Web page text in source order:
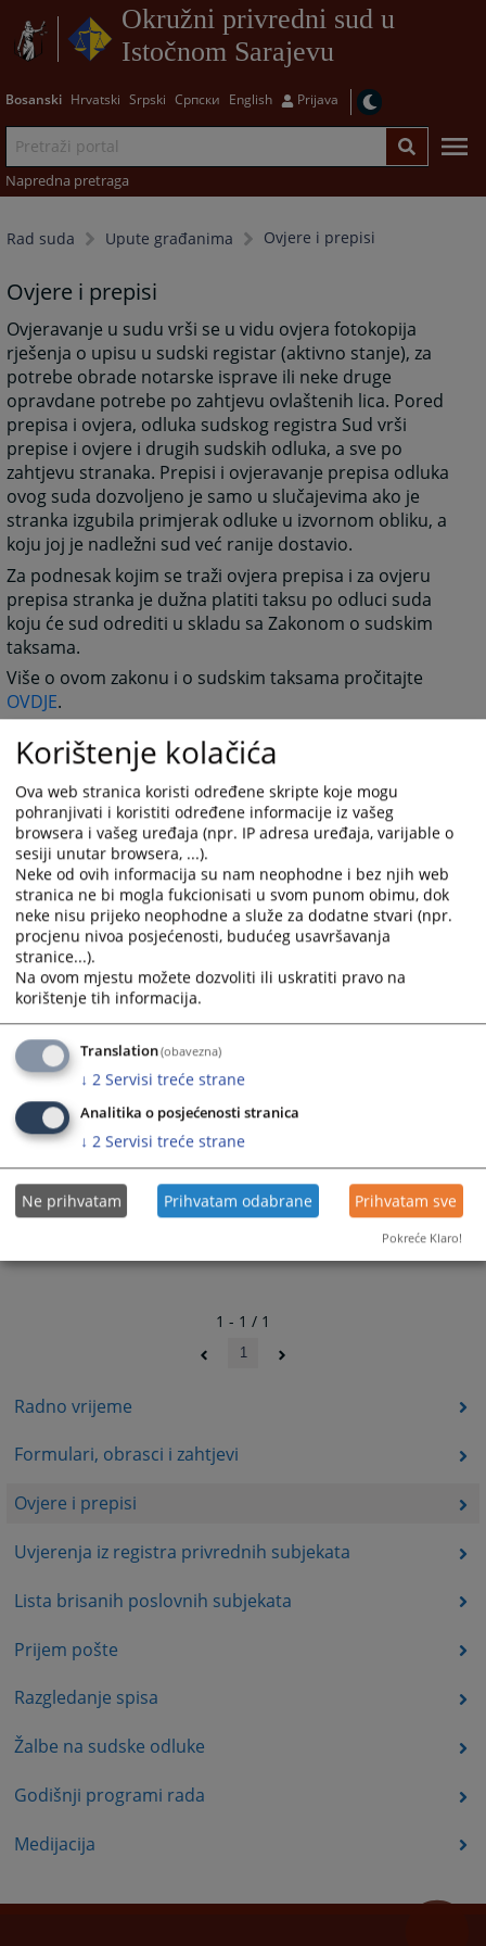
Okružni privredni sud u
Istočnom Sarajevu
Bosanski Hrvatski Srpski Српски English Prijava
Napredna pretraga
Rad suda Upute građanima Ovjere i prepisi
Radno vrijeme
Formulari, obrasci i zahtjevi
Ovjere i prepisi
Uvjerenja iz registra privrednih subjekata
Lista brisanih poslovnih subjekata
Prijem pošte
Razgledanje spisa
Žalbe na sudske odluke
Godišnji programi rada
Medijacija
Ovjere i prepisi
Ovjeravanje u sudu vrši se u vidu ovjera fotokopija
rješenja o upisu u sudski registar (aktivno stanje), za
potrebe obrade notarske isprave ili neke druge
opravdane potrebe po zahtjevu ovlaštenih lica. Pored
prepisa i ovjera, odluka sudskog registra Sud vrši
prepise i ovjere i drugih sudskih odluka, a sve po
zahtjevu stranaka. Prepisi i ovjeravanje prepisa odluka
ovog suda dozvoljeno je samo u slučajevima ako je
stranka izgubila primjerak odluke u izvornom obliku, a
koju joj je nadležni sud već ranije dostavio.
Za podnesak kojim se traži ovjera prepisa i za ovjeru
prepisa stranka je dužna platiti taksu po odluci suda
koju će sud odrediti u skladu sa Zakonom o sudskim
taksama.
Više o ovom zakonu i o sudskim taksama pročitajte
OVDJE.
2101 PREGLEDA
1 - 1 / 1
1
Korištenje kolačića
Ova web stranica koristi određene skripte koje mogu
pohranjivati i koristiti određene informacije iz vašeg
browsera i vašeg uređaja (npr. IP adresa uređaja, varijable o
sesiji unutar browsera, ...).
Neke od ovih informacija su nam neophodne i bez njih web
stranica ne bi mogla fukcionisati u svom punom obimu, dok
neke nisu prijeko neophodne a služe za dodatne stvari (npr.
procjenu nivoa posjećenosti, budućeg usavršavanja
stranice...).
Na ovom mjestu možete dozvoliti ili uskratiti pravo na
korištenje tih informacija.
Translation(obavezna)
↓ 2 Servisi treće strane
Analitika o posjećenosti stranica
↓ 2 Servisi treće strane
Ne prihvatam Prihvatam odabrane Prihvatam sve
Pokreće Klaro!